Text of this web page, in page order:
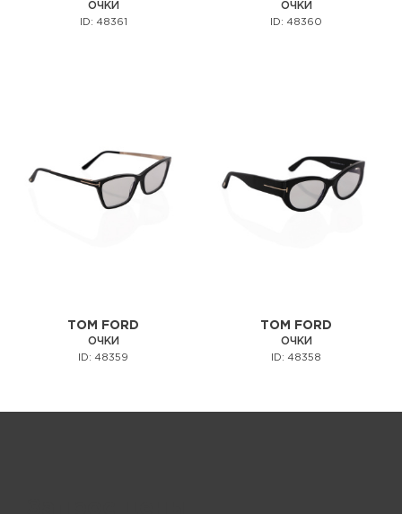
ОЧКИ
ID: 48361
ОЧКИ
ID: 48360
TOM FORD
ОЧКИ
ID: 48359
TOM FORD
ОЧКИ
ID: 48358